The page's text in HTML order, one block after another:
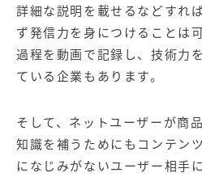
詳細な説明を載せるなどすれ
ず発信力を身につけることは
過程を動画で記録し、技術力
ている企業もあります。
そして、ネットユーザーが商
知識を補うためにもコンテン
になじみがないユーザー相手